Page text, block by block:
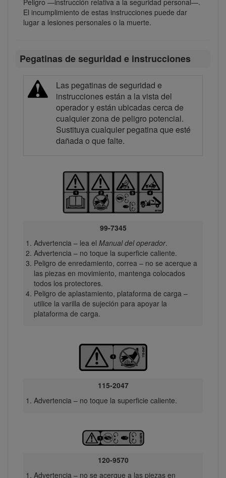
Peligro —instrucción relativa a la seguridad personal—.
El incumplimiento de estas instrucciones puede dar
lugar a lesiones personales o la muerte.
Pegatinas de seguridad e instrucciones
Las pegatinas de seguridad e
instrucciones están a la vista del
operador y están ubicadas cerca de
cualquier zona de peligro potencial.
Sustituya cualquier pegatina que esté
dañada o que falte.
99-7345
Advertencia – lea el Manual del operador.
Advertencia – no toque la superficie caliente.
Peligro de enredamiento, correa – no se acerque a
las piezas en movimiento, mantenga colocados
todos los protectores.
Peligro de aplastamiento, plataforma de carga –
utilice la varilla de sujeción para apoyar la
plataforma de carga.
115-2047
Advertencia – no toque la superficie caliente.
120-9570
Advertencia – no se acerque a las piezas en